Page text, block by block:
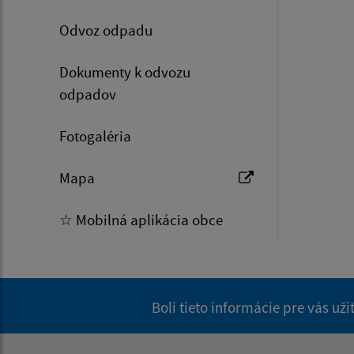
Odvoz odpadu
Dokumenty k odvozu
odpadov
Fotogaléria
Mapa
☆ Mobilná aplikácia obce
Boli tieto informácie pre vás